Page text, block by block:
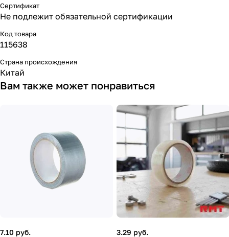
Сертификат
Не подлежит обязательной сертификации
Код товара
115638
Страна происхождения
Китай
Вам также может понравиться
7.10 руб. 3.29 руб.